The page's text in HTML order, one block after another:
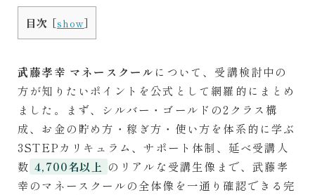
CONTACT
目次 [show]
武藤孝幸 マネースクール について、受講検討中の
方が知りたいポイントを公式として網羅的にまとめ
ました。まず、シルバー・ゴールドの2クラス構
成、お金の貯め方・稼ぎ方・使い方を体系的に学ぶ
3STEPカリキュラム、サポート体制、延べ受講人
数 4,700名以上 のリアルな受講生像まで、武藤孝
幸のマネースクールの全体像を一通り確認できる完